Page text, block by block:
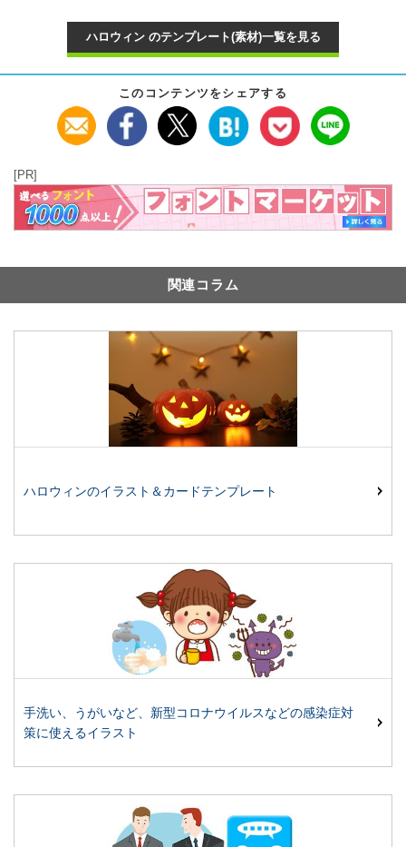
ハロウィン のテンプレート(素材)一覧を見る
このコンテンツをシェアする
[PR]
関連コラム
ハロウィンのイラスト＆カードテンプレート
手洗い、うがいなど、新型コロナウイルスなどの感染症対
策に使えるイラスト